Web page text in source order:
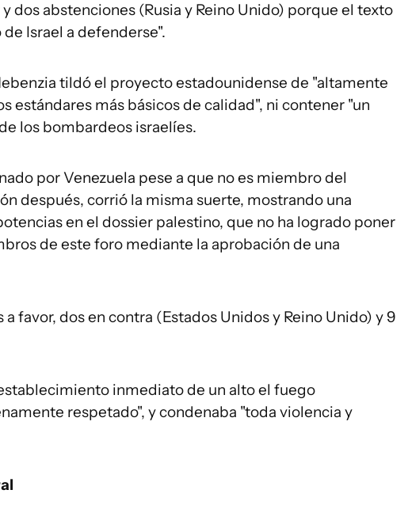
dos abstenciones (Rusia y Reino Unido) porque el texto
Israel a defenderse".
tildó el proyecto estadounidense de "altamente
estándares más básicos de calidad", ni contener "un
los bombardeos israelíes.
por Venezuela pese a que no es miembro del
después, corrió la misma suerte, mostrando una
en el dossier palestino, que no ha logrado poner
de este foro mediante la aprobación de una
favor, dos en contra (Estados Unidos y Reino Unido) y 9
inmediato de un alto el fuego
respetado", y condenaba "toda violencia y